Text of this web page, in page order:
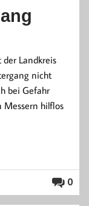
Landkreis
nicht
bei Gefahr
Messern hilflos
0